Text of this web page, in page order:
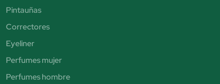
Pintauñas
Correctores
Eyeliner
Perfumes mujer
Perfumes hombre